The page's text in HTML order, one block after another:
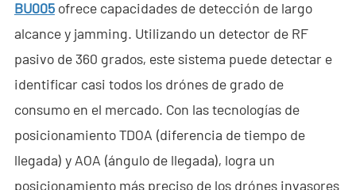
BU005ofrece capacidades de detección de largo
alcance y jamming. Utilizando un detector de RF
pasivo de 360 grados, este sistema puede detectar e
identificar casi todos los drónes de grado de
consumo en el mercado. Con las tecnologías de
posicionamiento TDOA (diferencia de tiempo de
llegada) y AOA (ángulo de llegada), logra un
posicionamiento más preciso de los drónes invasores